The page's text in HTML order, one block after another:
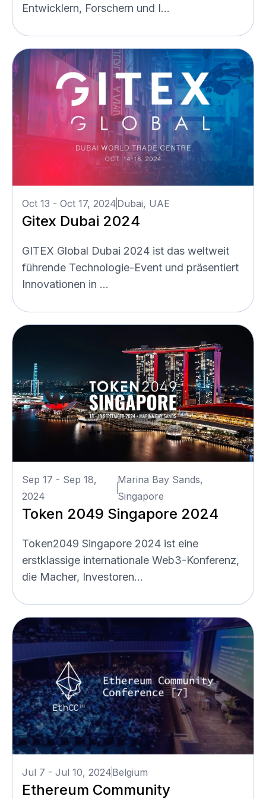
Entwicklern, Forschern und I...
Oct 13 - Oct 17, 2024Dubai, UAE
Gitex Dubai 2024
GITEX Global Dubai 2024 ist das weltweit
führende Technologie-Event und präsentiert
Innovationen in ...
Sep 17 - Sep 18,
2024
Marina Bay Sands,
Singapore
Token 2049 Singapore 2024
Token2049 Singapore 2024 ist eine
erstklassige internationale Web3-Konferenz,
die Macher, Investoren...
Jul 7 - Jul 10, 2024Belgium
Ethereum Community